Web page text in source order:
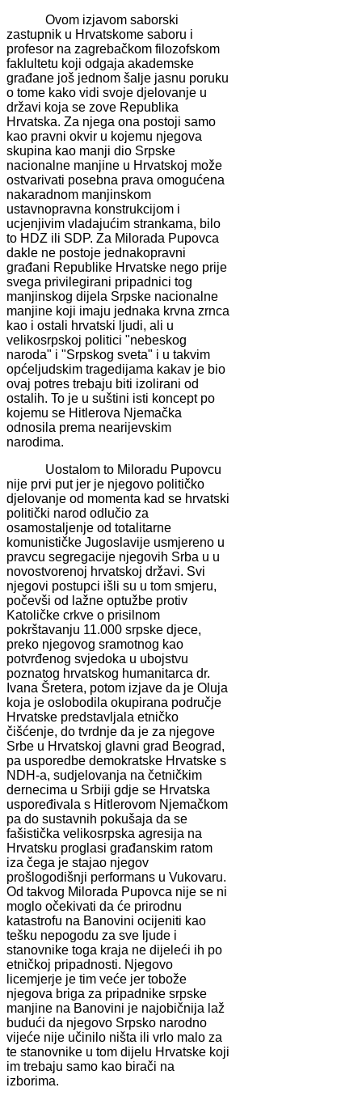
Ovom izjavom saborski
zastupnik u Hrvatskome saboru i
profesor na zagrebačkom filozofskom
faklultetu koji odgaja akademske
građane još jednom šalje jasnu poruku
o tome kako vidi svoje djelovanje u
državi koja se zove Republika
Hrvatska. Za njega ona postoji samo
kao pravni okvir u kojemu njegova
skupina kao manji dio Srpske
nacionalne manjine u Hrvatskoj može
ostvarivati posebna prava omogućena
nakaradnom manjinskom
ustavnopravna konstrukcijom i
ucjenjivim vladajućim strankama, bilo
to HDZ ili SDP. Za Milorada Pupovca
dakle ne postoje jednakopravni
građani Republike Hrvatske nego prije
svega privilegirani pripadnici tog
manjinskog dijela Srpske nacionalne
manjine koji imaju jednaka krvna zrnca
kao i ostali hrvatski ljudi, ali u
velikosrpskoj politici "nebeskog
naroda" i "Srpskog sveta" i u takvim
općeljudskim tragedijama kakav je bio
ovaj potres trebaju biti izolirani od
ostalih. To je u suštini isti koncept po
kojemu se Hitlerova Njemačka
odnosila prema nearijevskim
narodima.
Uostalom to Miloradu Pupovcu
nije prvi put jer je njegovo političko
djelovanje od momenta kad se hrvatski
politički narod odlučio za
osamostaljenje od totalitarne
komunističke Jugoslavije usmjereno u
pravcu segregacije njegovih Srba u u
novostvorenoj hrvatskoj državi. Svi
njegovi postupci išli su u tom smjeru,
počevši od lažne optužbe protiv
Katoličke crkve o prisilnom
pokrštavanju 11.000 srpske djece,
preko njegovog sramotnog kao
potvrđenog svjedoka u ubojstvu
poznatog hrvatskog humanitarca dr.
Ivana Šretera, potom izjave da je Oluja
koja je oslobodila okupirana područje
Hrvatske predstavljala etničko
čišćenje, do tvrdnje da je za njegove
Srbe u Hrvatskoj glavni grad Beograd,
pa usporedbe demokratske Hrvatske s
NDH-a, sudjelovanja na četničkim
dernecima u Srbiji gdje se Hrvatska
uspoređivala s Hitlerovom Njemačkom
pa do sustavnih pokušaja da se
fašistička velikosrpska agresija na
Hrvatsku proglasi građanskim ratom
iza čega je stajao njegov
prošlogodišnji performans u Vukovaru.
Od takvog Milorada Pupovca nije se ni
moglo očekivati da će prirodnu
katastrofu na Banovini ocijeniti kao
tešku nepogodu za sve ljude i
stanovnike toga kraja ne dijeleći ih po
etničkoj pripadnosti. Njegovo
licemjerje je tim veće jer tobože
njegova briga za pripadnike srpske
manjine na Banovini je najobičnija laž
budući da njegovo Srpsko narodno
vijeće nije učinilo ništa ili vrlo malo za
te stanovnike u tom dijelu Hrvatske koji
im trebaju samo kao birači na
izborima.